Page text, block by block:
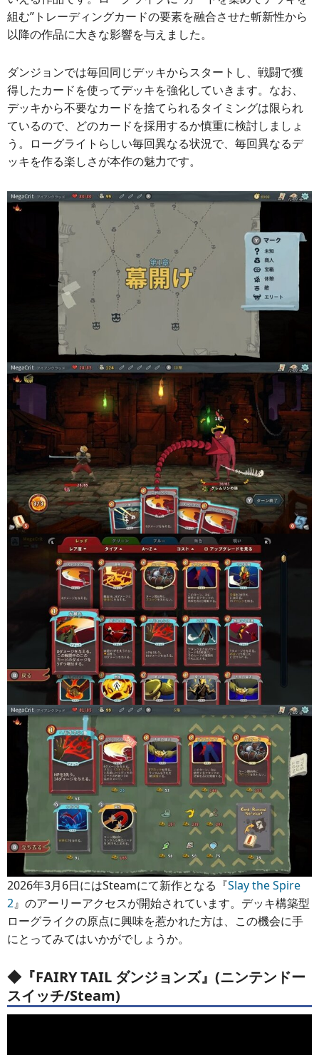
組む”トレーディングカードの要素を融合させた斬新性から
以降の作品に大きな影響を与えました。
ダンジョンでは毎回同じデッキからスタートし、戦闘で獲
得したカードを使ってデッキを強化していきます。なお、
デッキから不要なカードを捨てられるタイミングは限られ
ているので、どのカードを採用するか慎重に検討しましょ
う。ローグライトらしい毎回異なる状況で、毎回異なるデ
ッキを作る楽しさが本作の魅力です。
2026年3月6日にはSteamにて新作となる『Slay the Spire
2』のアーリーアクセスが開始されています。デッキ構築型
ローグライクの原点に興味を惹かれた方は、この機会に手
にとってみてはいかがでしょうか。
◆『FAIRY TAIL ダンジョンズ』(ニンテンドー
スイッチ/Steam)